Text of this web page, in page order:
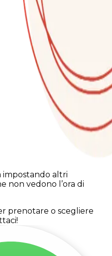
altri
non vedono l’ora di
prenotare o scegliere